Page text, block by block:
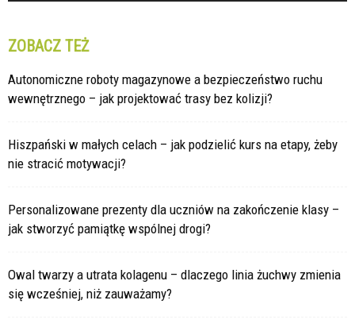
ZOBACZ TEŻ
Autonomiczne roboty magazynowe a bezpieczeństwo ruchu
wewnętrznego – jak projektować trasy bez kolizji?
Hiszpański w małych celach – jak podzielić kurs na etapy, żeby
nie stracić motywacji?
Personalizowane prezenty dla uczniów na zakończenie klasy –
jak stworzyć pamiątkę wspólnej drogi?
Owal twarzy a utrata kolagenu – dlaczego linia żuchwy zmienia
się wcześniej, niż zauważamy?